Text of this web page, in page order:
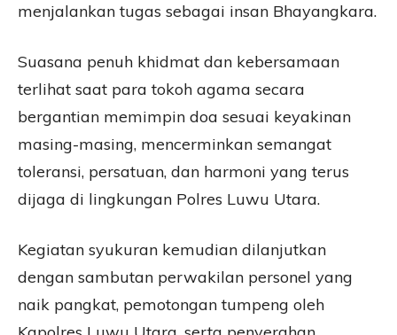
menjalankan tugas sebagai insan Bhayangkara.
Suasana penuh khidmat dan kebersamaan
terlihat saat para tokoh agama secara
bergantian memimpin doa sesuai keyakinan
masing-masing, mencerminkan semangat
toleransi, persatuan, dan harmoni yang terus
dijaga di lingkungan Polres Luwu Utara.
Kegiatan syukuran kemudian dilanjutkan
dengan sambutan perwakilan personel yang
naik pangkat, pemotongan tumpeng oleh